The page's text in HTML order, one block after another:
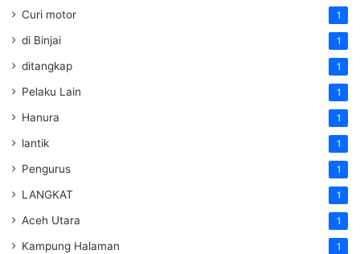
Curi motor 1
di Binjai 1
ditangkap 1
Pelaku Lain 1
Hanura 1
lantik 1
Pengurus 1
LANGKAT 1
Aceh Utara 1
Kampung Halaman 1